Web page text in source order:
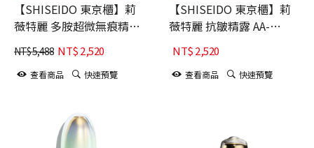
【SHISEIDO 東京櫃】莉
薇特麗 多胺超微無痕精
萃-15ml
NT$5,488 NT$2,520
查看商品 快速預覽
【SHISEIDO 東京櫃】莉
薇特麗 抗皺精露 AA-
125ML
NT$2,520
查看商品 快速預覽